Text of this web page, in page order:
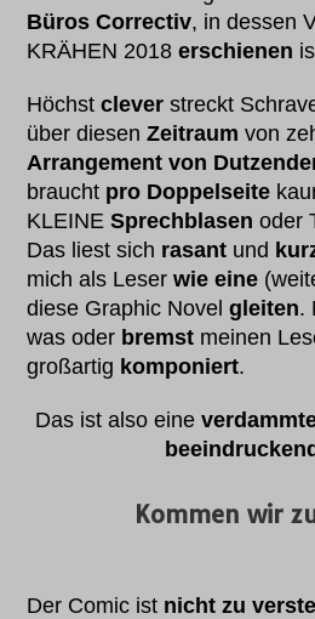
Büros Correctiv, in dessen
KRÄHEN 2018erschienen
Höchstclever streckt
über diesenZeitraum von
Arrangement von
braucht pro Doppelseite
KLEINESprechblasen oder
Das liest sich rasant und
mich als Leserwie eine
diese Graphic Novelgleiten.
was oder bremst meinen
großartig komponiert.
Das ist also eine
beeindruckend
Kommen wir
Der Comic ist nicht zu